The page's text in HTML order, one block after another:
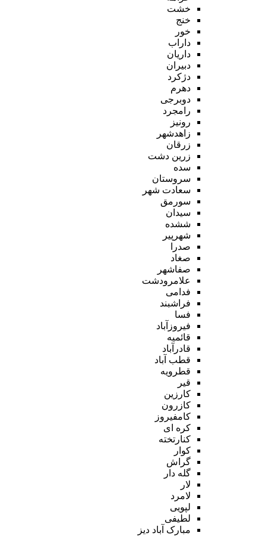
خشت
خنج
خور
داراب
داریان
دبیران
دژکرد
دهرم
دوبرجی
رامجرد
رونیز
زاهدشهر
زرقان
زرین دشت
سده
سروستان
سعادت شهر
سورمق
سیدان
ششده
شهرپیر
صدرا
صغاد
صفاشهر
علامرودشت
فدامی
فراشبند
فسا
فیروزآباد
قائمیه
قادرآباد
قطب آباد
قطرویه
قیر
کارزین
کازرون
کامفیروز
کره ای
کنارتخته
کوار
گراش
گله دار
لار
لامرد
لپویی
لطیفی
مبارک آباد دیز